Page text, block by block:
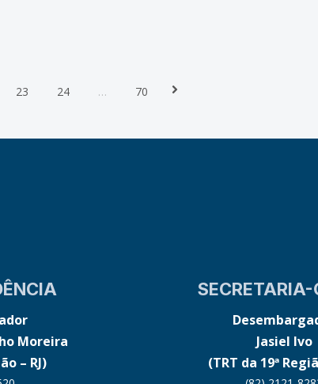
23 24 … 70 Next
Moreira
– RJ)
SECRETARIA-
Jasiel Ivo
(TRT da 19ª